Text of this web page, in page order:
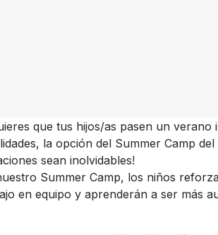
que tus hijos/as pasen un
la opción del Summer Camp
sean inolvidables!
Summer Camp, los niños
en equipo y aprenderán a ser más